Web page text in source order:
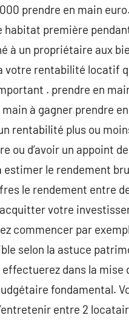
prendre en main
habitat première
à un propriétaire aux
votre rentabilité locatif
. prendre en
à gagner prendre
rentabilité plus ou
ou d’avoir un appoint
le rendement
le rendement entre
votre
commencer par
selon la astuce
dans la mise
fondamental.
entre 2